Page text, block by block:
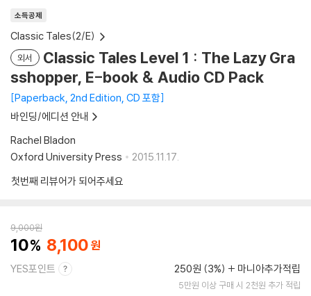
소득공제
Classic Tales(2/E)
외서
Classic Tales Level 1 : The Lazy Gra
sshopper, E-book & Audio CD Pack
Paperback, 2nd Edition, CD 포함
바인딩/에디션 안내
Rachel Bladon
Oxford University Press
2015.11.17.
첫번째 리뷰어가 되어주세요
9,000원
10 8,100
YES포인트 250원 (3%) 마니아추가적립
5만원 이상 구매 시 2천원 추가 적립